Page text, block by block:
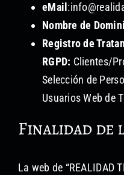
eMail
Nombre de
Registro de
RGPD: Clientes/
Selección de
Usuarios Web de
Finalidad de
La web de “REALIDAD